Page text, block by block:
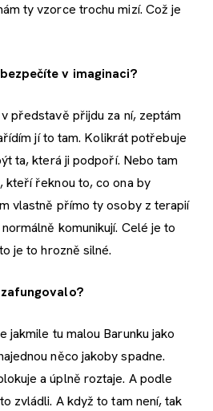
ty vzorce trochu mizí. Což je
v imaginaci?
představě přijdu za ní, zeptám
jí to tam. Kolikrát potřebuje
ta, která ji podpoří. Nebo tam
kteří řeknou to, co ona by
vlastně přímo ty osoby z terapií
komunikují. Celé je to
je to hrozně silné.
jakmile tu malou Barunku jako
něco jakoby spadne.
a úplně roztaje. A podle
zvládli. A když to tam není, tak